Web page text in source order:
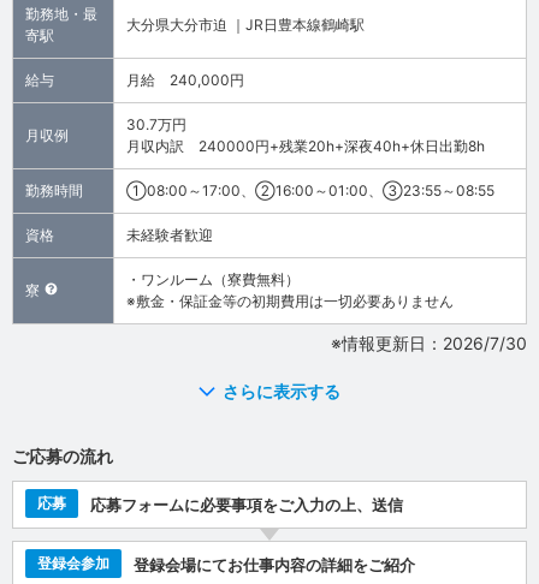
勤務地・最
寄駅
大分県大分市迫 ｜JR日豊本線鶴崎駅
給与 月給 240,000円
月収例
30.7万円
月収内訳 240000円+残業20h+深夜40h+休日出勤8h
勤務時間 ①08:00～17:00、②16:00～01:00、③23:55～08:55
資格 未経験者歓迎
寮
・ワンルーム（寮費無料）
※敷金・保証金等の初期費用は一切必要ありません
※情報更新日：2026/7/30
さらに表示する
ご応募の流れ
応募 応募フォームに必要事項をご入力の上、送信
登録会参加 登録会場にてお仕事内容の詳細をご紹介